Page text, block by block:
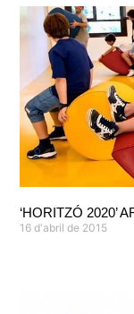
‘HORITZÓ 2020’
16 d'abril de 2015